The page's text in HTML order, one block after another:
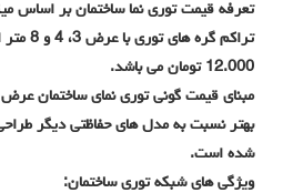
تعرفه قیمت توری نما ساختمان بر اساس
12.000 تومان می باشد.
مبنای قیمت گونی توری نمای ساختمان
بهتر نسبت به مدل های حفاظتی دیگر
شده است.
ویژگی های شبکه توری ساختمان: